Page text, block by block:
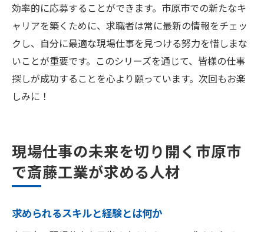
効率的に応募することができます。市原市での新たなキ
ャリアを築くために、求職者は常に最新の情報をチェッ
クし、自分に最適な現場仕事を見つける努力を惜しまな
いことが重要です。このシリーズを通じて、皆様の仕事
探しが成功することを心より願っています。次回もお楽
しみに！
現場仕事の未来を切り開く市原市
で斎藤工業が求める人材
求められるスキルと経験とは何か